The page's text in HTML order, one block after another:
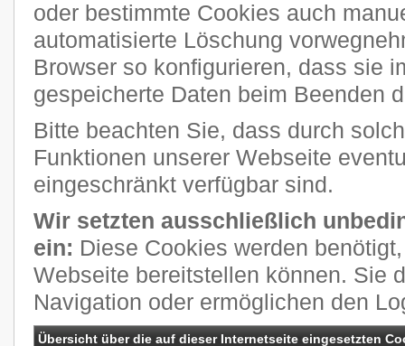
oder bestimmte Cookies auch
automatisierte Löschung
Browser so konfigurieren, dass sie
gespeicherte Daten beim Beenden
Bitte beachten Sie, dass durch
Funktionen unserer Webseite
eingeschränkt verfügbar sind.
Wir setzten ausschließlich
ein: Diese Cookies werden
Webseite bereitstellen können. Sie
Navigation oder ermöglichen den
Übersicht über die auf dieser Internetseite eingesetzten